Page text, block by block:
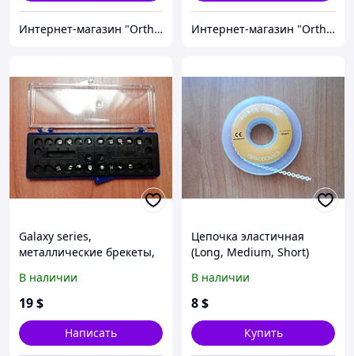
Интернет-магазин "OrthoWay" Интернет-магазин "OrthoWay"
Galaxy series,
металлические брекеты,
набор)
В наличии
19$
Написать
Цепочка эластичная
(Long, Medium, Short)
В наличии
8$
Купить